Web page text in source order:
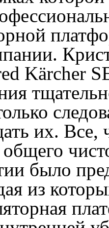
Kärcher
их. Все,
было
из